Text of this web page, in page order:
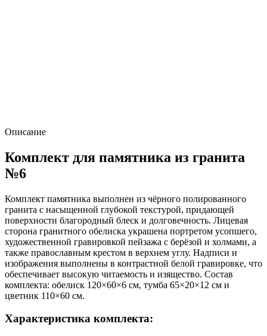
Описание
Комплект для памятника из гранита
№6
Комплект памятника выполнен из чёрного полированного
гранита с насыщенной глубокой текстурой, придающей
поверхности благородный блеск и долговечность. Лицевая
сторона гранитного обелиска украшена портретом усопшего,
художественной гравировкой пейзажа с берёзой и холмами, а
также православным крестом в верхнем углу. Надписи и
изображения выполнены в контрастной белой гравировке, что
обеспечивает высокую читаемость и изящество. Состав
комплекта: обелиск 120×60×6 см, тумба 65×20×12 см и
цветник 110×60 см.
Характеристика комплекта: